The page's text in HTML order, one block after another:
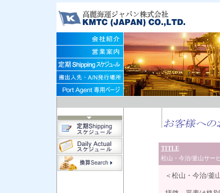
TITLE
松山・今治/釜山サー
＜松山・今治/釜